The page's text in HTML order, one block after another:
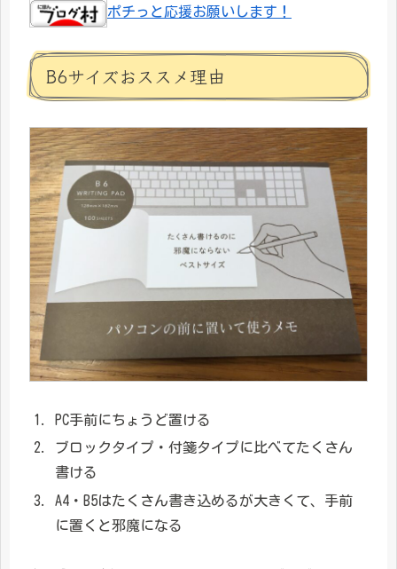
ポチっと応援お願いします！
B6サイズおススメ理由
PC手前にちょうど置ける
ブロックタイプ・付箋タイプに比べてたくさん
書ける
A4・B5はたくさん書き込めるが大きくて、手前
に置くと邪魔になる